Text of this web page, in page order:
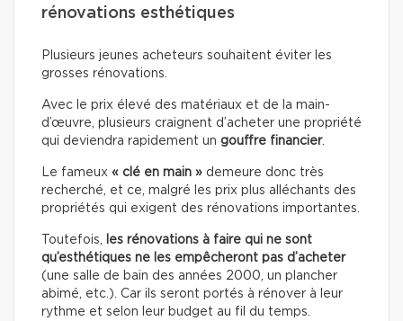
rénovations esthétiques
Plusieurs jeunes acheteurs souhaitent éviter les
grosses rénovations.
Avec le prix élevé des matériaux et de la main-
d’œuvre, plusieurs craignent d’acheter une propriété
qui deviendra rapidement un gouffre financier.
Le fameux « clé en main » demeure donc très
recherché, et ce, malgré les prix plus alléchants des
propriétés qui exigent des rénovations importantes.
Toutefois,
les rénovations à faire qui ne sont
qu’esthétiques ne les empêcheront pas d’acheter
(une salle de bain des années 2000, un plancher
abimé, etc.). Car ils seront portés à rénover à leur
rythme et selon leur budget au fil du temps.